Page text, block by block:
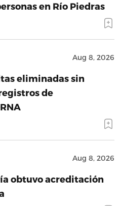
en Río Piedras
Aug 8, 2026
eliminadas sin
de
Aug 8, 2026
obtuvo acreditación